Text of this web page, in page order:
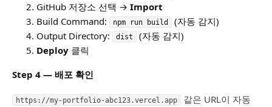
GitHub 저장소 선택 → Import
Build Command:
npm run build
(자동 감지)
Output Directory:
dist
(자동 감지)
Deploy 클릭
Step 4 — 배포 확인
https://my-portfolio-abc123.vercel.app
같은 URL이 자동